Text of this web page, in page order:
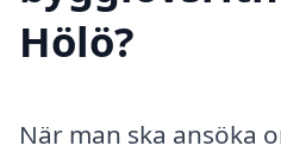
Hölö?
När man ska ansöka